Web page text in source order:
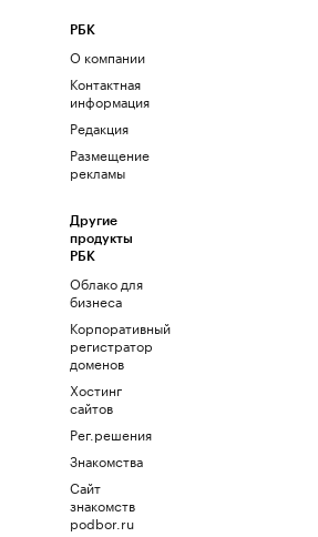
РБК
О компании
Контактная
информация
Редакция
Размещение
рекламы
Другие
продукты
РБК
Облако для
бизнеса
Корпоративный
регистратор
доменов
Хостинг
сайтов
Рег.решения
Знакомства
Сайт
знакомств
podbor.ru